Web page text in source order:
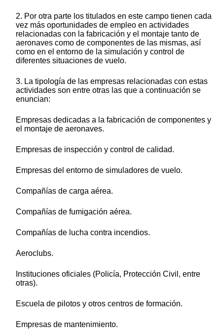
2. Por otra parte los titulados en este campo tienen cada
vez más oportunidades de empleo en actividades
relacionadas con la fabricación y el montaje tanto de
aeronaves como de componentes de las mismas, así
como en el entorno de la simulación y control de
diferentes situaciones de vuelo.
3. La tipología de las empresas relacionadas con estas
actividades son entre otras las que a continuación se
enuncian:
Empresas dedicadas a la fabricación de componentes y
el montaje de aeronaves.
Empresas de inspección y control de calidad.
Empresas del entorno de simuladores de vuelo.
Compañías de carga aérea.
Compañías de fumigación aérea.
Compañías de lucha contra incendios.
Aeroclubs.
Instituciones oficiales (Policía, Protección Civil, entre
otras).
Escuela de pilotos y otros centros de formación.
Empresas de mantenimiento.